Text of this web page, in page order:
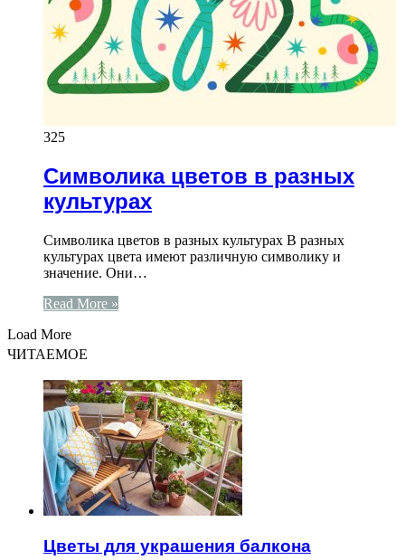
325
Символика цветов в разных
культурах
Символика цветов в разных культурах В разных
культурах цвета имеют различную символику и
значение. Они…
Read More »
Load More
ЧИТАЕМОЕ
Цветы для украшения балкона